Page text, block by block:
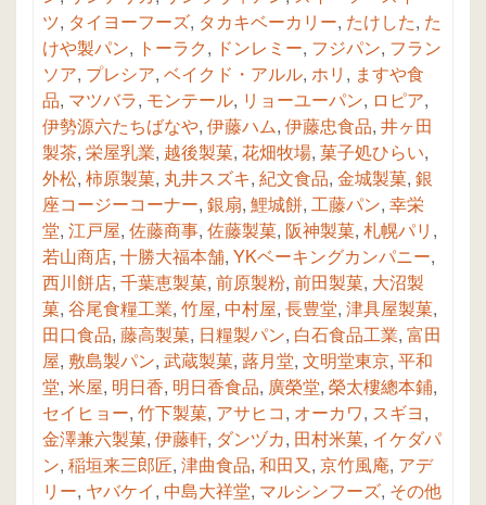
ツ, タイヨーフーズ, タカキベーカリー, たけした, た
けや製パン, トーラク, ドンレミー, フジパン, フラン
ソア, プレシア, ベイクド・アルル, ホリ , ますや食
品, マツバラ, モンテール, リョーユーパン, ロピア,
伊勢源六たちばなや, 伊藤ハム, 伊藤忠食品, 井ヶ田
製茶, 栄屋乳業, 越後製菓, 花畑牧場, 菓子処ひらい,
外松, 柿原製菓, 丸井スズキ, 紀文食品, 金城製菓, 銀
座コージーコーナー, 銀扇, 鯉城餅, 工藤パン, 幸栄
堂, 江戸屋, 佐藤商事, 佐藤製菓, 阪神製菓, 札幌パリ ,
若山商店, 十勝大福本舗, YKベーキングカンパニー,
西川餅店, 千葉恵製菓, 前原製粉, 前田製菓, 大沼製
菓, 谷尾食糧工業, 竹屋, 中村屋, 長豊堂, 津具屋製菓,
田口食品, 藤高製菓, 日糧製パン, 白石食品工業, 富田
屋, 敷島製パン, 武蔵製菓, 蕗月堂, 文明堂東京, 平和
堂, 米屋, 明日香, 明日香食品, 廣榮堂, 榮太樓總本鋪,
セイヒョー, 竹下製菓, アサヒコ, オーカワ, スギヨ,
金澤兼六製菓, 伊藤軒, ダンヅカ, 田村米菓, イケダパ
ン, 稲垣来三郎匠, 津曲食品, 和田又, 京竹風庵, アデ
リー, ヤバケイ, 中島大祥堂, マルシンフーズ, その他